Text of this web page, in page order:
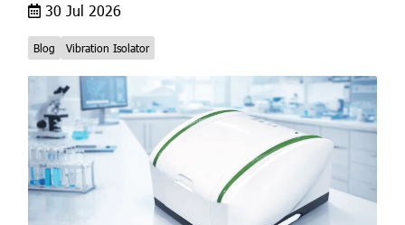
30 Jul 2026
Blog Vibration Isolator